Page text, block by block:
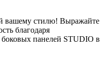
вашему стилю! Выражайте
благодаря
панелей STUDIO в